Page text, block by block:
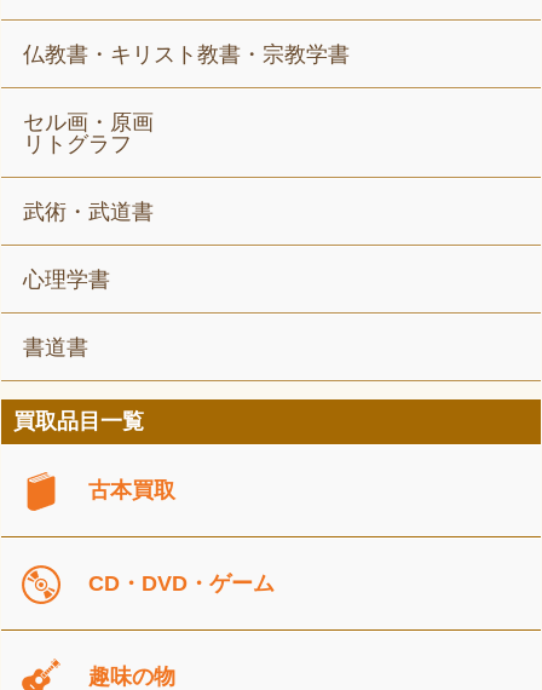
仏教書・キリスト教書・宗教学書
セル画・原画
リトグラフ
武術・武道書
心理学書
書道書
買取品目一覧
古本買取
CD・DVD・ゲーム
趣味の物